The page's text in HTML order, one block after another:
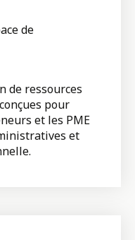
de
de ressources
pour
et les PME
et